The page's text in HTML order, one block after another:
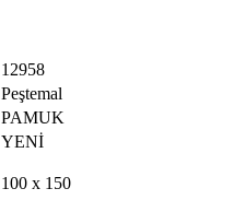
12958
Peştemal
PAMUK
YENİ
100 x 150